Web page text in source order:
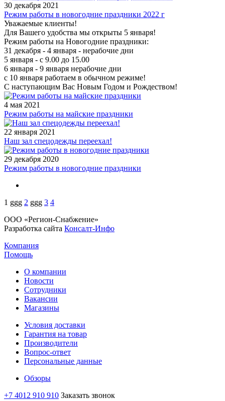
30 декабря 2021
Режим работы в новогодние праздники 2022 г
Уважаемые клиенты!
Для Вашего удобства мы открыты 5 января!
Режим работы на Новогодние праздники:
31 декабря - 4 января - нерабочие дни
5 января - с 9.00 до 15.00
6 января - 9 января нерабочие дни
с 10 января работаем в обычном режиме!
С наступающим Вас Новым Годом и Рождеством!
4 мая 2021
Режим работы на майские праздники
22 января 2021
Наш зал спецодежды переехал!
29 декабря 2020
Режим работы в новогодние праздники
1 ggg 2 ggg 3 4
ООО «Регион-Снабжение»
Разработка сайта Консалт-Инфо
Компания
Помощь
О компании
Новости
Сотрудники
Вакансии
Магазины
Условия доставки
Гарантия на товар
Производители
Вопрос-ответ
Персональные данные
Обзоры
+7 4012 910 910 Заказать звонок